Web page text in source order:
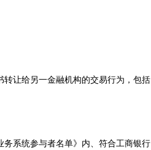
让给另一金融机构的交易行为，包括
系统参与者名单》内、符合工商银行